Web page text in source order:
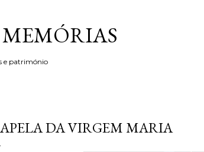
e património
DA VIRGEM MARIA